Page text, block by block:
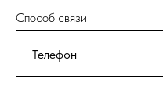
Способ связи